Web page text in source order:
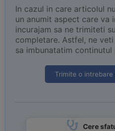
In cazul in care articolul
un anumit aspect care va
incurajam sa ne trimiteti
completare. Astfel, ne
sa imbunatatim
Trimite o
Cere